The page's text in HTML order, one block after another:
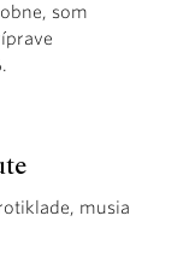
som
musia